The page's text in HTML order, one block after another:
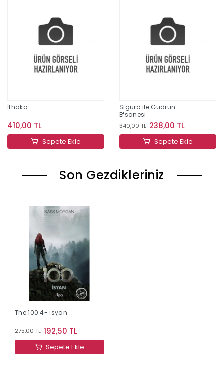
İthaka
410,00 TL
Sepete Ekle
Sigurd ile Gudrun
Efsanesi
340,00 TL 238,00 TL
Sepete Ekle
Son Gezdikleriniz
The 100 4- İsyan
275,00 TL 192,50 TL
Sepete Ekle